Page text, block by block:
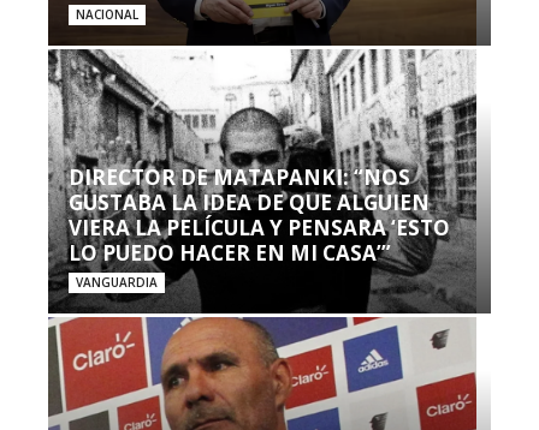
NACIONAL
DIRECTOR DE MATAPANKI: “NOS
GUSTABA LA IDEA DE QUE ALGUIEN
VIERA LA PELÍCULA Y PENSARA ‘ESTO
LO PUEDO HACER EN MI CASA’”
VANGUARDIA